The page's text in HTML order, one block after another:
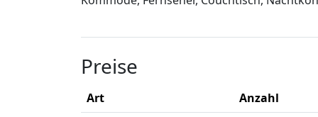
Preise
Art
Anzahl